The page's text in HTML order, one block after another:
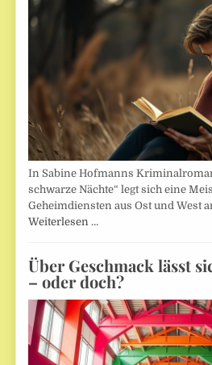
In Sabine Hofmanns
schwarze Nächte“ legt sich eine
Geheimdiensten aus Ost und West
Weiterlesen …
Über Geschmack lässt
– oder doch?